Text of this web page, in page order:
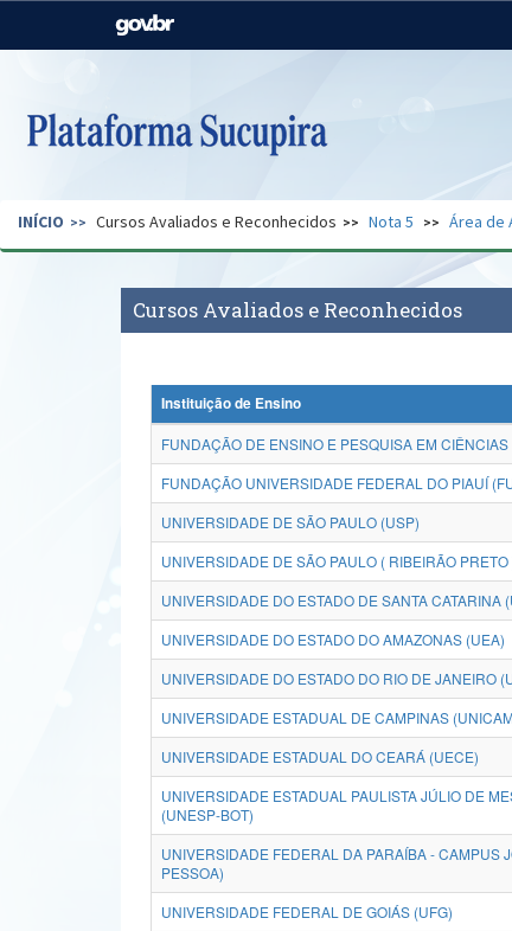
Casa Civil
Pecuária e Abastecimento
Secretaria de Governo Gabinete de Segurança
INÍCIO Cursos Avaliados e Reconhecidos Nota 5 Área de
Cursos Avaliados e Reconhecidos
Instituição de Ensino
FUNDAÇÃO DE ENSINO E PESQUISA EM
FUNDAÇÃO UNIVERSIDADE FEDERAL DO PIAUÍ
UNIVERSIDADE DE SÃO PAULO (USP)
UNIVERSIDADE DE SÃO PAULO ( RIBEIRÃO
UNIVERSIDADE DO ESTADO DE SANTA CATARINA
UNIVERSIDADE DO ESTADO DO AMAZONAS (UEA)
UNIVERSIDADE DO ESTADO DO RIO DE JANEIRO
UNIVERSIDADE ESTADUAL DE CAMPINAS
UNIVERSIDADE ESTADUAL DO CEARÁ (UECE)
UNIVERSIDADE ESTADUAL PAULISTA JÚLIO DE
(UNESP-BOT)
UNIVERSIDADE FEDERAL DA PARAÍBA - CAMPUS
PESSOA)
UNIVERSIDADE FEDERAL DE GOIÁS (UFG)